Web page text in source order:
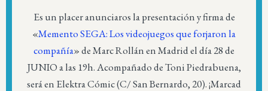
Es un placer anunciaros la presentación y firma de
«Memento SEGA: Los videojuegos que forjaron la
compañía» de Marc Rollán en Madrid el día 28 de
JUNIO a las 19h. Acompañado de Toni Piedrabuena,
será en Elektra Cómic (C/ San Bernardo, 20). ¡Marcad